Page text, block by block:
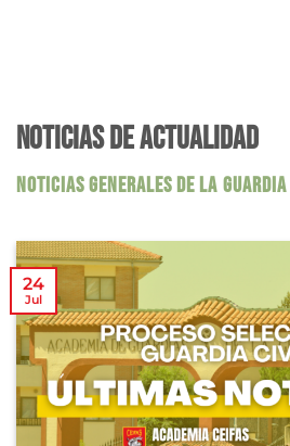
NOTICIAS DE ACTUALIDAD
NOTICIAS GENERALES DE LA
24
Jul